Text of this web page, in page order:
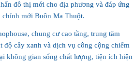
đô thị mới cho địa phương và đáp ứng
mới Buôn Ma Thuột.
chung cư cao tầng, trung tâm
cây xanh và dịch vụ công cộng chiếm
không gian sống chất lượng, tiện ích hiện